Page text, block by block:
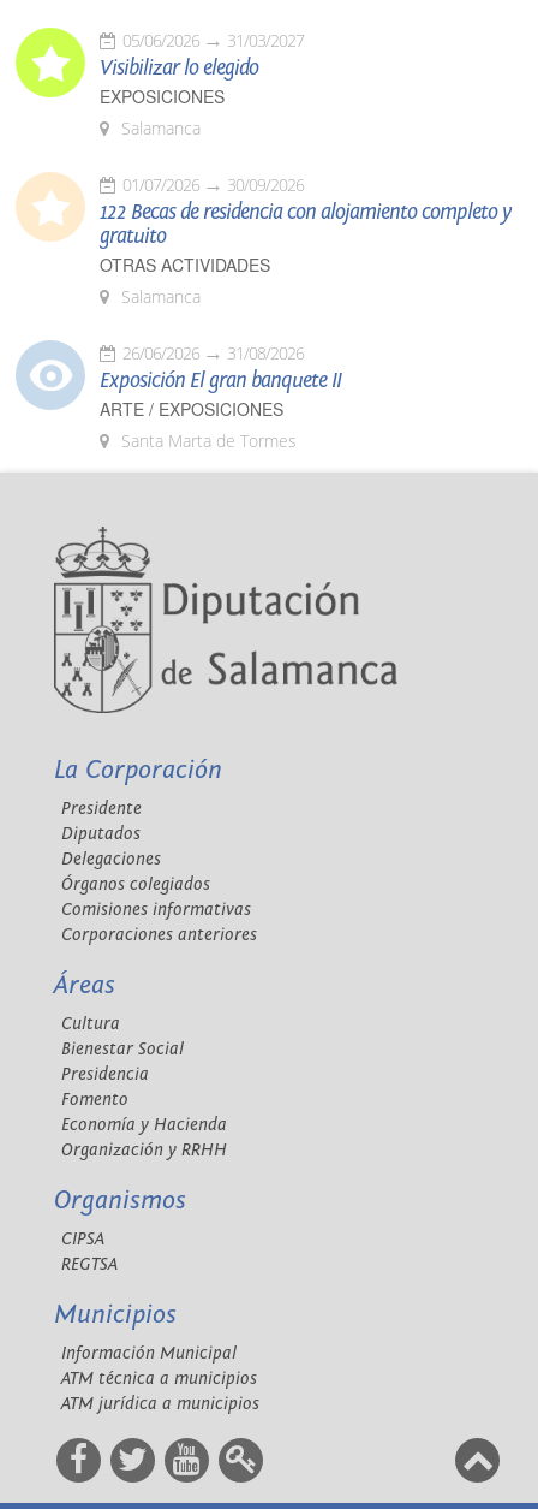
05/06/2026 31/03/2027
Visibilizar lo elegido
EXPOSICIONES
Salamanca
01/07/2026 30/09/2026
122 Becas de residencia con alojamiento completo y
gratuito
OTRAS ACTIVIDADES
Salamanca
26/06/2026 31/08/2026
Exposición El gran banquete II
ARTE / EXPOSICIONES
Santa Marta de Tormes
La Corporación
Presidente
Diputados
Delegaciones
Órganos colegiados
Comisiones informativas
Corporaciones anteriores
Áreas
Cultura
Bienestar Social
Presidencia
Fomento
Economía y Hacienda
Organización y RRHH
Organismos
CIPSA
REGTSA
Municipios
Información Municipal
ATM técnica a municipios
ATM jurídica a municipios